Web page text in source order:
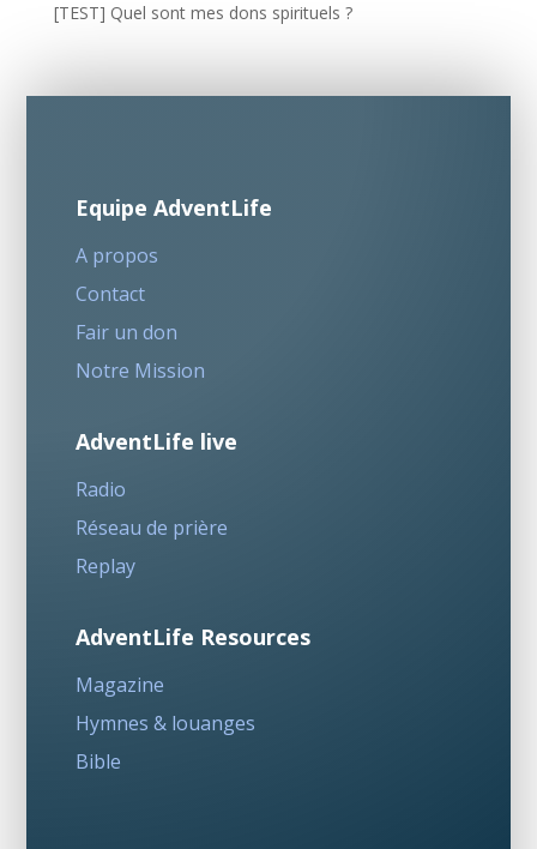
[TEST] Quel sont mes dons spirituels ?
Equipe AdventLife
A propos
Contact
Fair un don
Notre Mission
AdventLife live
Radio
Réseau de prière
Replay
AdventLife Resources
Magazine
Hymnes & louanges
Bible